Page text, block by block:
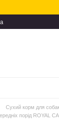
Сухий корм для
порід ROYAL